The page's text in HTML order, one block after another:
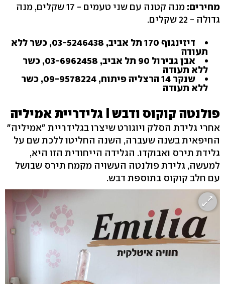
מחירים:
מנה קטנה עם שני טעמים - 17 שקלים, מנה
גדולה - 22 שקלים.
דיזינגוף 170 תל אביב, 03-5246438, כשר ללא
תעודה
אבן גבירול 90 תל אביב, 03-6962458, כשר
ללא תעודה
שנקר 14 הרצליה פיתוח, 09-9578224‏, כשר
ללא תעודה
פולנטה קוקוס ודבש I גלידריית אמיליה
אחרי גלידת הסלק ויוגורט שיצרו בגלידריית "אמיליה"
החיפאית בשנה שעברה, השנה החליטו ללכת שם על
גלידת תירס ואבוקדו. הגלידה הייחודית הזו היא,
למעשה, גלידת פולנטה העשויה מקמח תירס שבושל
עם חלב קוקוס בתוספת דבש.